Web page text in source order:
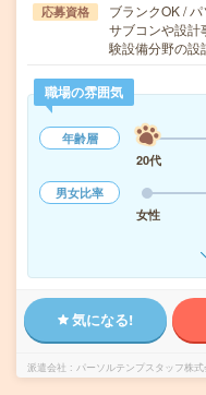
応募資格
ブランクOK /
サブコンや設計
験設備分野の
職場の雰囲気
年齢層
20代
男女比率
女性
気になる!
派遣会社 パーソルテンプスタッフ株